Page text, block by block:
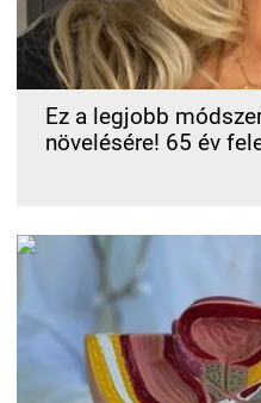
Ez a legjobb
növelésére! 65 év